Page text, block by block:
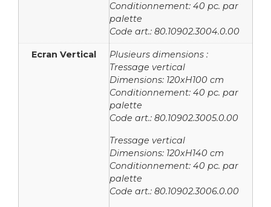
Conditionnement: 40 pc. par
palette
Code art.: 80.10902.3004.0.00
Ecran Vertical
Plusieurs dimensions :
Tressage vertical
Dimensions: 120xH100 cm
Conditionnement: 40 pc. par
palette
Code art.: 80.10902.3005.0.00
Tressage vertical
Dimensions: 120xH140 cm
Conditionnement: 40 pc. par
palette
Code art.: 80.10902.3006.0.00